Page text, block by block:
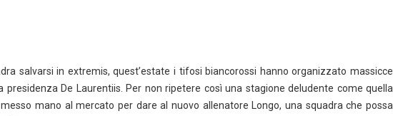
salvarsi in extremis, quest’estate i tifosi biancorossi hanno organizzato massicce
De Laurentiis. Per non ripetere così una stagione deludente come quella
mano al mercato per dare al nuovo allenatore Longo, una squadra che possa